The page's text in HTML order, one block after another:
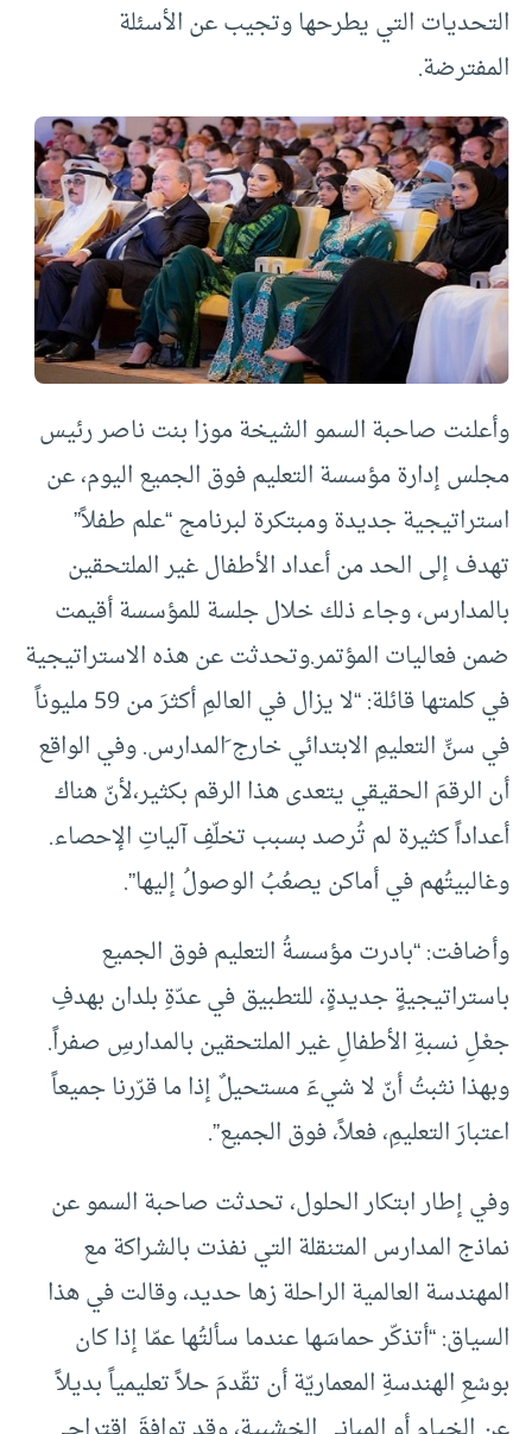
التحديات التي يطرحها وتجيب عن الأسئلة
المفترضة.
وأعلنت صاحبة السمو الشيخة موزا بنت ناصر رئيس
مجلس إدارة مؤسسة التعليم فوق الجميع اليوم، عن
استراتيجية جديدة ومبتكرة لبرنامج “علم طفلاً”
تهدف إلى الحد من أعداد الأطفال غير الملتحقين
بالمدارس، وجاء ذلك خلال جلسة للمؤسسة أقيمت
ضمن فعاليات المؤتمر.وتحدثت عن هذه الاستراتيجية
في كلمتها قائلة: “لا يزال في العالمِ أكثرَ من 59 مليوناً
في سنِّ التعليمِ الابتدائي خارج َالمدارس. وفي الواقع
أن الرقمَ الحقيقي يتعدى هذا الرقم بكثير،لأنّ هناك
أعداداً كثيرة لم تُرصد بسبب تخلّفِ آلياتِ الإحصاء.
وغالبيتُهم في أماكن يصعُبُ الوصولُ إليها.”
وأضافت: “بادرت مؤسسةُ التعليم فوق الجميع
باستراتيجيةٍ جديدةٍ، للتطبيق في عدّةِ بلدان بهدفِ
جعْـلِ نسبةِ الأطفالِ غير الملتحقين بالمدارسِ صفراً.
وبهذا نثبتُ أنّ لا شيءَ مستحيلٌ إذا ما قرّرنا جميعاً
اعتبارَ التعليمِ، فعلاً، فوق الجميع.”
وفي إطار ابتكار الحلول، تحدثت صاحبة السمو عن
نماذج المدارس المتنقلة التي نفذت بالشراكة مع
المهندسة العالمية الراحلة زها حديد، وقالت في هذا
السياق: “أتذكّر حماسَها عندما سألتُها عمّا إذا كان
بوسْعِ الهندسةِ المعماريّة أن تقّدمَ حلاً تعليمياً بديلاً